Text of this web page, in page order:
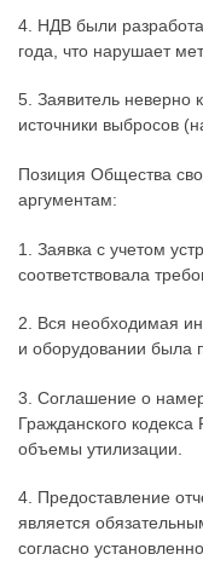
4. НДВ были
года, что нарушает
5. Заявитель неверно
источники выбросов
Позиция Общества
аргументам:
1. Заявка с учетом
соответствовала
2. Вся необходимая
и оборудовании была
3. Соглашение о
Гражданского
объемы утилизации.
4. Предоставление
является
согласно